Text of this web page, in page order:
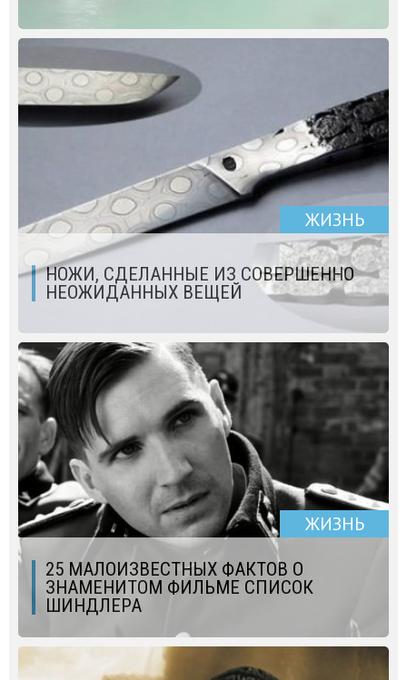
ЖИЗНЬ
НОЖИ, СДЕЛАННЫЕ ИЗ СОВЕРШЕННО
НЕОЖИДАННЫХ ВЕЩЕЙ
ЖИЗНЬ
25 МАЛОИЗВЕСТНЫХ ФАКТОВ О
ЗНАМЕНИТОМ ФИЛЬМЕ СПИСОК
ШИНДЛЕРА